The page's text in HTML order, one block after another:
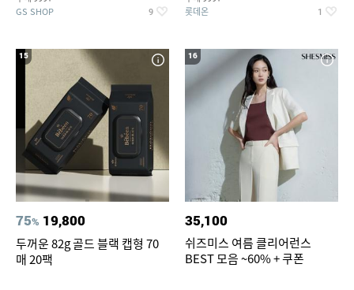
GS SHOP 9 롯데온 1
15
75% 19,800
두꺼운 82g 골드 블랙 캡형 70
매 20팩
16
35,100
쉬즈미스 여름 클리어런스
BEST 모음 ~60% + 쿠폰